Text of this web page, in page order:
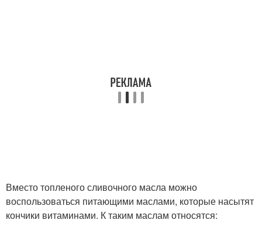
Вместо топленого сливочного масла можно
воспользоваться питающими маслами, которые насытят
кончики витаминами. К таким маслам относятся: